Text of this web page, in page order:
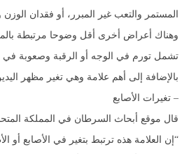
المستمر والتعب غير المبرر، أو فقدان الوزن
وهناك أعراض أخرى أقل وضوحا مرتبطة
تشمل تورم في الوجه أو الرقبة وصعوبة في
بالإضافة إلى أهم علامة وهي تغير مظهر
– تغيرات الأصابع
قال موقع أبحاث السرطان في المملكة
“إن العلامة هذه ترتبط بتغير في الأصابع أو